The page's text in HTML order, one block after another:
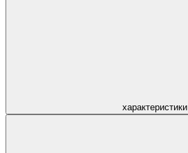
характеристики